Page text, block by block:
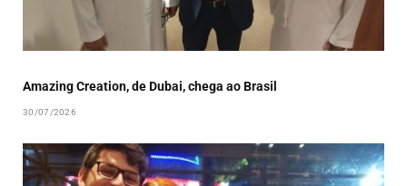
Amazing Creation, de Dubai, chega ao Brasil
30/07/2026